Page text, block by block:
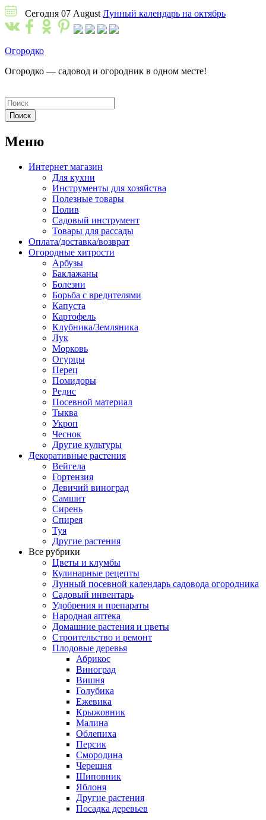
Сегодня 07 August Лунный календарь на октябрь
Огородко
Огородко — садовод и огородник в одном месте!
Меню
Интернет магазин
Для кухни
Инструменты для хозяйства
Полезные товары
Полив
Садовый инструмент
Товары для рассады
Оплата/доставка/возврат
Огородные хитрости
Арбузы
Баклажаны
Болезни
Борьба с вредителями
Капуста
Картофель
Клубника/Земляника
Лук
Морковь
Огурцы
Перец
Помидоры
Редис
Посевной материал
Тыква
Укроп
Чеснок
Другие культуры
Декоративные растения
Вейгела
Гортензия
Девичий виноград
Самшит
Сирень
Спирея
Туя
Другие растения
Все рубрики
Цветы и клумбы
Кулинарные рецепты
Лунный посевной календарь садовода огородника
Садовый инвентарь
Удобрения и препараты
Народная аптека
Домашние растения и цветы
Строительство и ремонт
Плодовые деревья
Абрикос
Виноград
Вишня
Голубика
Ежевика
Крыжовник
Малина
Облепиха
Персик
Смородина
Черешня
Шиповник
Яблоня
Другие растения
Посадка деревьев